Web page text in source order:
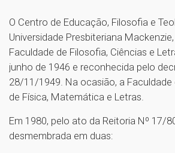
O Centro de Educação, Filosofia e
Universidade Presbiteriana
Faculdade de Filosofia, Ciências e
junho de 1946 e reconhecida pelo
28/11/1949. Na ocasião, a
de Física, Matemática e Letras.
Em 1980, pelo ato da Reitoria Nº 17/
desmembrada em duas: